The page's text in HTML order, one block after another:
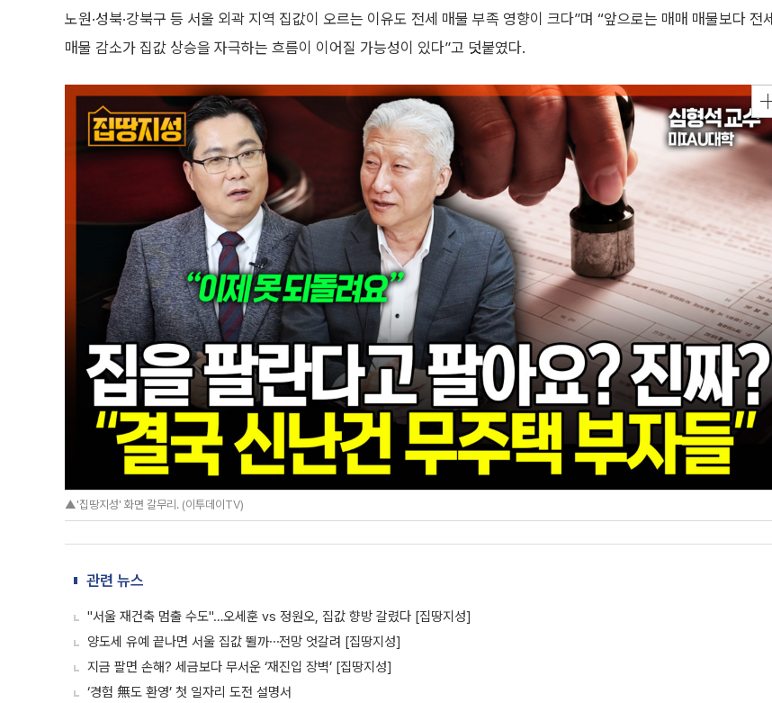
노원·성북·강북구 등 서울 외곽 지역 집값이 오르는 이유도 전세 매물 부족 영향이 크다”며 “앞으로는 매매 매물보다 전세
매물 감소가 집값 상승을 자극하는 흐름이 이어질 가능성이 있다”고 덧붙였다.
▲'집땅지성' 화면 갈무리. (이투데이TV)
관련 뉴스
"서울 재건축 멈출 수도"…오세훈 vs 정원오, 집값 향방 갈렸다 [집땅지성]
양도세 유예 끝나면 서울 집값 뛸까⋯전망 엇갈려 [집땅지성]
지금 팔면 손해? 세금보다 무서운 ‘재진입 장벽’ [집땅지성]
‘경험 無도 환영’ 첫 일자리 도전 설명서